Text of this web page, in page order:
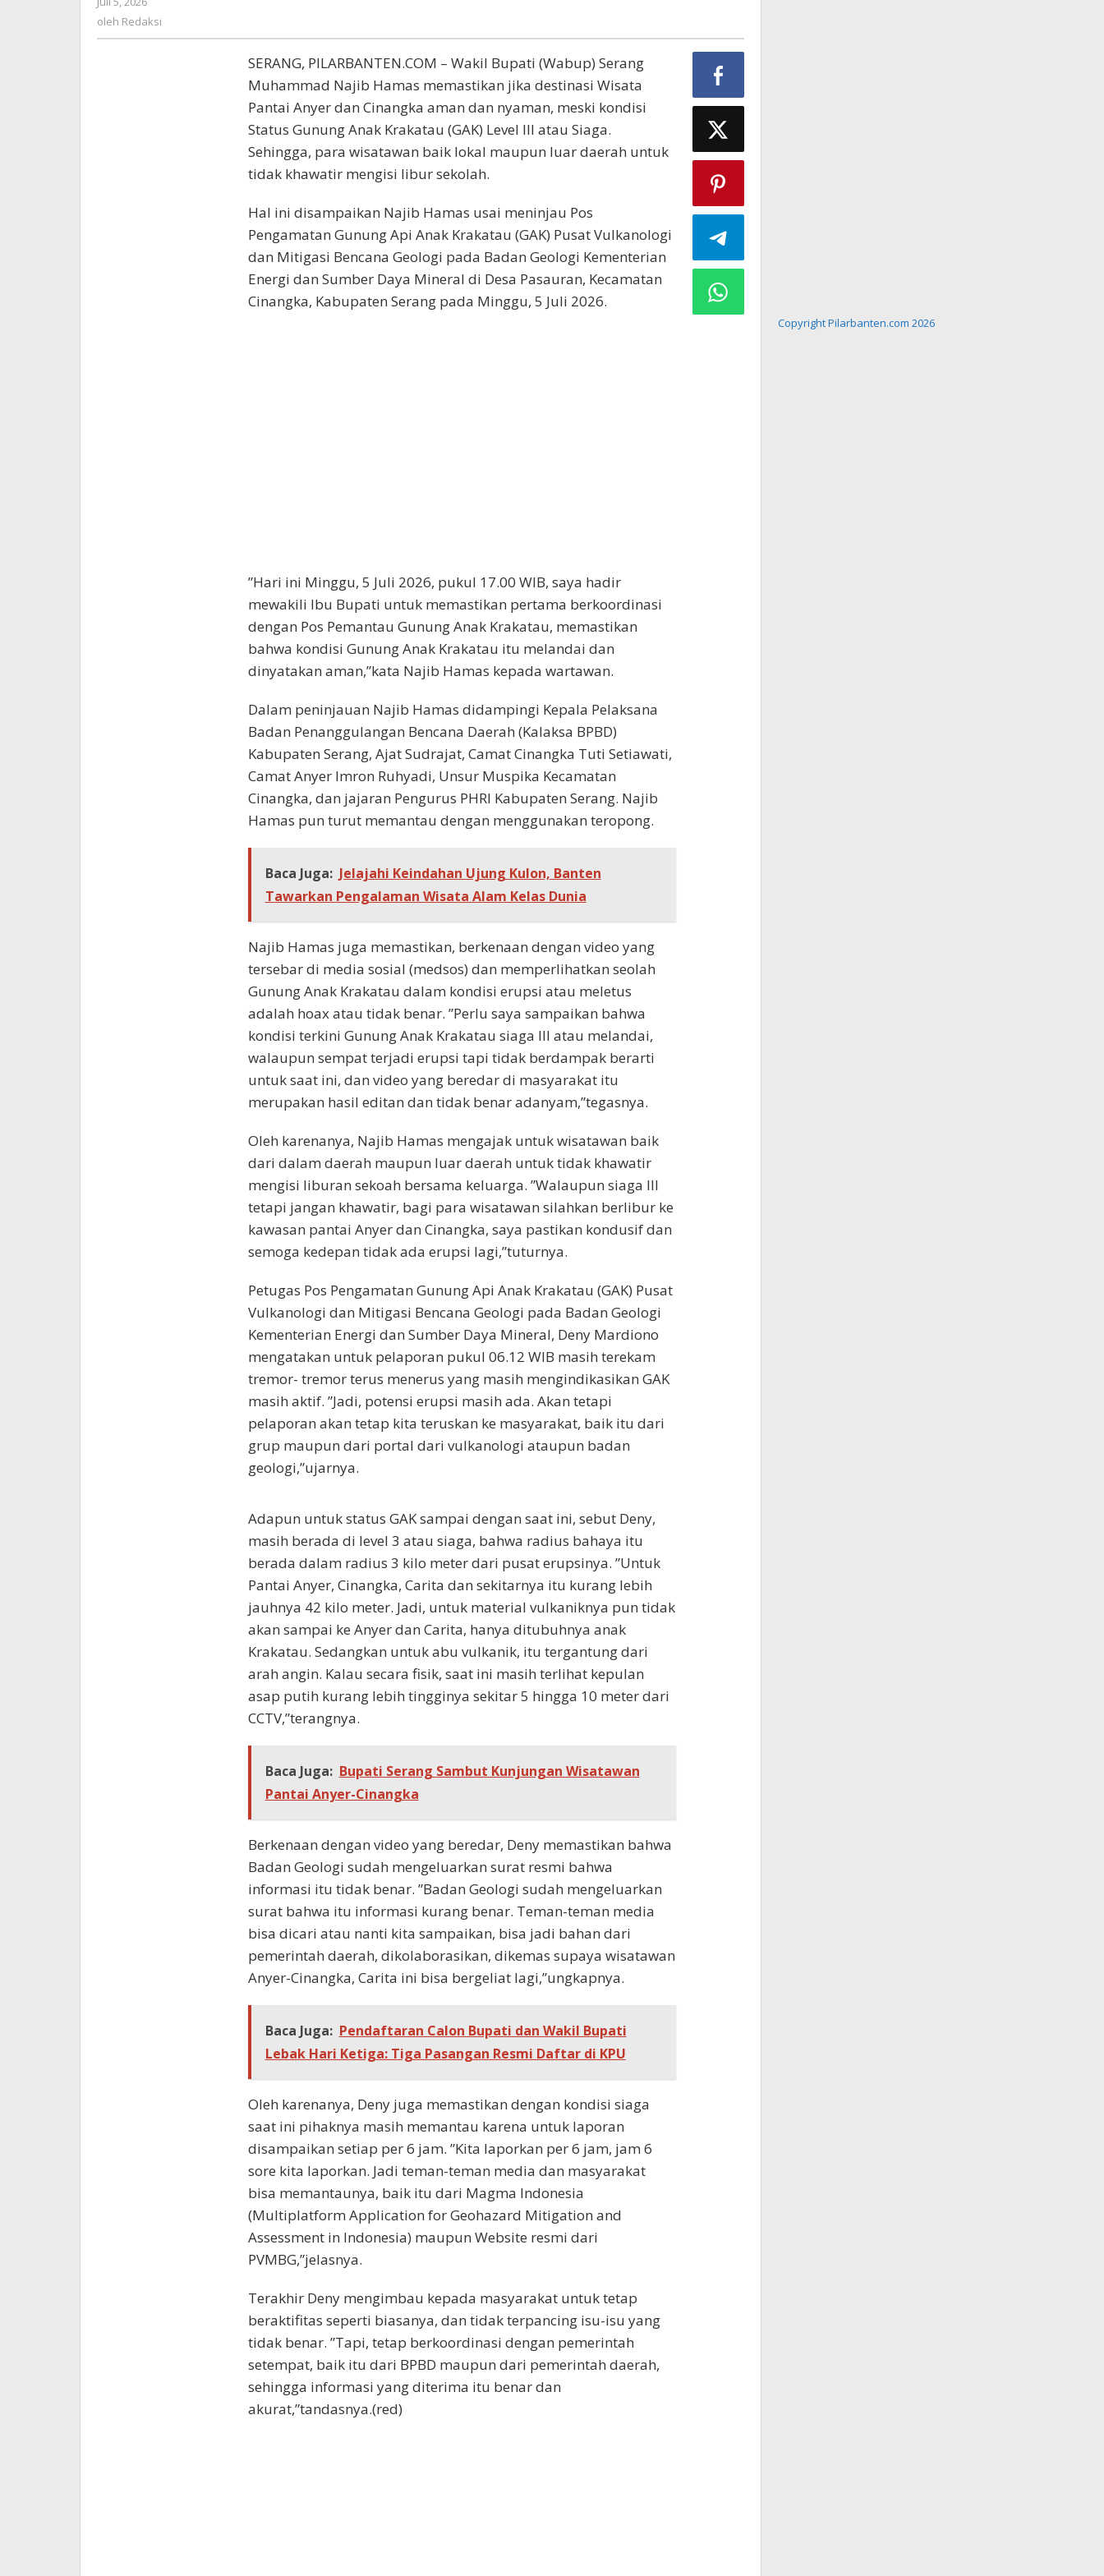
Redaksi
oleh Redaksi
SERANG, PILARBANTEN.COM – Wakil Bupati (Wabup) Serang
Muhammad Najib Hamas memastikan jika destinasi Wisata
Pantai Anyer dan Cinangka aman dan nyaman, meski kondisi
Status Gunung Anak Krakatau (GAK) Level III atau Siaga.
Sehingga, para wisatawan baik lokal maupun luar daerah untuk
tidak khawatir mengisi libur sekolah.
Hal ini disampaikan Najib Hamas usai meninjau Pos
Pengamatan Gunung Api Anak Krakatau (GAK) Pusat Vulkanologi
dan Mitigasi Bencana Geologi pada Badan Geologi Kementerian
Energi dan Sumber Daya Mineral di Desa Pasauran, Kecamatan
Cinangka, Kabupaten Serang pada Minggu, 5 Juli 2026.
”Hari ini Minggu, 5 Juli 2026, pukul 17.00 WIB, saya hadir
mewakili Ibu Bupati untuk memastikan pertama berkoordinasi
dengan Pos Pemantau Gunung Anak Krakatau, memastikan
bahwa kondisi Gunung Anak Krakatau itu melandai dan
dinyatakan aman,”kata Najib Hamas kepada wartawan.
Dalam peninjauan Najib Hamas didampingi Kepala Pelaksana
Badan Penanggulangan Bencana Daerah (Kalaksa BPBD)
Kabupaten Serang, Ajat Sudrajat, Camat Cinangka Tuti Setiawati,
Camat Anyer Imron Ruhyadi, Unsur Muspika Kecamatan
Cinangka, dan jajaran Pengurus PHRI Kabupaten Serang. Najib
Hamas pun turut memantau dengan menggunakan teropong.
Baca Juga: Jelajahi Keindahan Ujung Kulon, Banten
Tawarkan Pengalaman Wisata Alam Kelas Dunia
Najib Hamas juga memastikan, berkenaan dengan video yang
tersebar di media sosial (medsos) dan memperlihatkan seolah
Gunung Anak Krakatau dalam kondisi erupsi atau meletus
adalah hoax atau tidak benar. ”Perlu saya sampaikan bahwa
kondisi terkini Gunung Anak Krakatau siaga III atau melandai,
walaupun sempat terjadi erupsi tapi tidak berdampak berarti
untuk saat ini, dan video yang beredar di masyarakat itu
merupakan hasil editan dan tidak benar adanyam,”tegasnya.
Oleh karenanya, Najib Hamas mengajak untuk wisatawan baik
dari dalam daerah maupun luar daerah untuk tidak khawatir
mengisi liburan sekoah bersama keluarga. ”Walaupun siaga III
tetapi jangan khawatir, bagi para wisatawan silahkan berlibur ke
kawasan pantai Anyer dan Cinangka, saya pastikan kondusif dan
semoga kedepan tidak ada erupsi lagi,”tuturnya.
Petugas Pos Pengamatan Gunung Api Anak Krakatau (GAK) Pusat
Vulkanologi dan Mitigasi Bencana Geologi pada Badan Geologi
Kementerian Energi dan Sumber Daya Mineral, Deny Mardiono
mengatakan untuk pelaporan pukul 06.12 WIB masih terekam
tremor- tremor terus menerus yang masih mengindikasikan GAK
masih aktif. ”Jadi, potensi erupsi masih ada. Akan tetapi
pelaporan akan tetap kita teruskan ke masyarakat, baik itu dari
grup maupun dari portal dari vulkanologi ataupun badan
geologi,”ujarnya.
Adapun untuk status GAK sampai dengan saat ini, sebut Deny,
masih berada di level 3 atau siaga, bahwa radius bahaya itu
berada dalam radius 3 kilo meter dari pusat erupsinya. ”Untuk
Pantai Anyer, Cinangka, Carita dan sekitarnya itu kurang lebih
jauhnya 42 kilo meter. Jadi, untuk material vulkaniknya pun tidak
akan sampai ke Anyer dan Carita, hanya ditubuhnya anak
Krakatau. Sedangkan untuk abu vulkanik, itu tergantung dari
arah angin. Kalau secara fisik, saat ini masih terlihat kepulan
asap putih kurang lebih tingginya sekitar 5 hingga 10 meter dari
CCTV,”terangnya.
Baca Juga: Bupati Serang Sambut Kunjungan Wisatawan
Pantai Anyer-Cinangka
Berkenaan dengan video yang beredar, Deny memastikan bahwa
Badan Geologi sudah mengeluarkan surat resmi bahwa
informasi itu tidak benar. ”Badan Geologi sudah mengeluarkan
surat bahwa itu informasi kurang benar. Teman-teman media
bisa dicari atau nanti kita sampaikan, bisa jadi bahan dari
pemerintah daerah, dikolaborasikan, dikemas supaya wisatawan
Anyer-Cinangka, Carita ini bisa bergeliat lagi,”ungkapnya.
Baca Juga: Pendaftaran Calon Bupati dan Wakil Bupati
Lebak Hari Ketiga: Tiga Pasangan Resmi Daftar di KPU
Oleh karenanya, Deny juga memastikan dengan kondisi siaga
saat ini pihaknya masih memantau karena untuk laporan
disampaikan setiap per 6 jam. ”Kita laporkan per 6 jam, jam 6
sore kita laporkan. Jadi teman-teman media dan masyarakat
bisa memantaunya, baik itu dari Magma Indonesia
(Multiplatform Application for Geohazard Mitigation and
Assessment in Indonesia) maupun Website resmi dari
PVMBG,”jelasnya.
Terakhir Deny mengimbau kepada masyarakat untuk tetap
beraktifitas seperti biasanya, dan tidak terpancing isu-isu yang
tidak benar. ”Tapi, tetap berkoordinasi dengan pemerintah
setempat, baik itu dari BPBD maupun dari pemerintah daerah,
sehingga informasi yang diterima itu benar dan
akurat,”tandasnya.(red)
Copyright Pilarbanten.com 2026